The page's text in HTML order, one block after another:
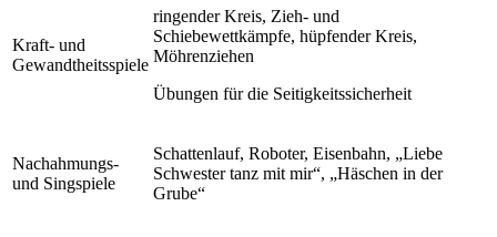
Kraft- und
Gewandtheitsspiele
ringender Kreis, Zieh- und
Schiebewettkämpfe, hüpfender Kreis,
Möhrenziehen
Übungen für die Seitigkeitssicherheit
Nachahmungs-
und Singspiele
Schattenlauf, Roboter, Eisenbahn, „Liebe
Schwester tanz mit mir“, „Häschen in der
Grube“